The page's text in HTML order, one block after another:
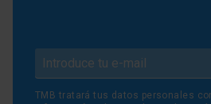
TMB tratará tus datos personales